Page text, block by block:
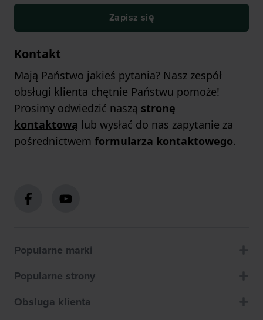
Zapisz się
Kontakt
Mają Państwo jakieś pytania? Nasz zespół
obsługi klienta chętnie Państwu pomoże!
Prosimy odwiedzić naszą stronę
kontaktową lub wysłać do nas zapytanie za
pośrednictwem formularza kontaktowego.
Popularne marki
Popularne strony
Obsluga klienta